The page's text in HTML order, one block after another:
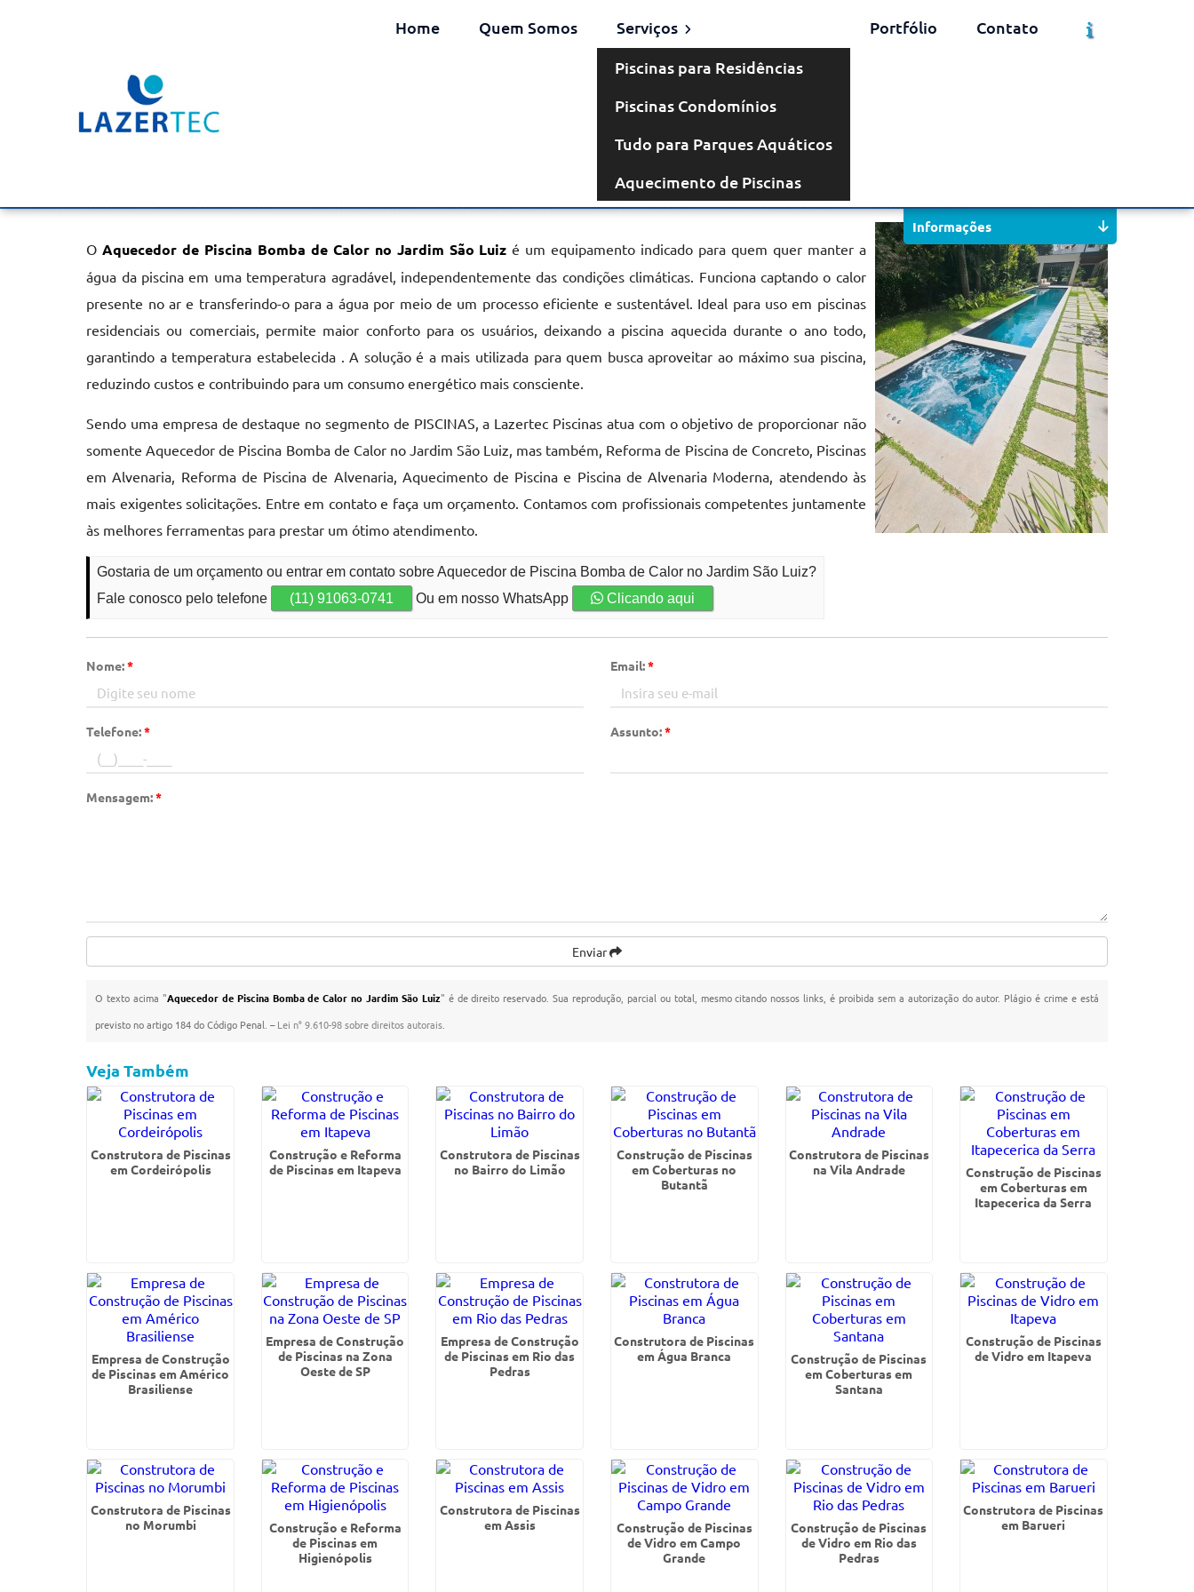
Home Quem Somos
Serviços
Piscinas para Residências
Piscinas Condomínios
Tudo para Parques Aquáticos
Aquecimento de Piscinas
Portfólio Contato
Aquecedor de Piscina Bomba de Calor
Solicite um Orçamento
OAquecedor de Piscina Bomba de Calor no Jardim São Luiz é um equipamento indicado para quem quer manter a
água da piscina em uma temperatura agradável, independentemente das condições climáticas. Funciona captando o calor
presente no ar e transferindo-o para a água por meio de um processo eficiente e sustentável. Ideal para uso em piscinas
residenciais ou comerciais, permite maior conforto para os usuários, deixando a piscina aquecida durante o ano todo,
garantindo a temperatura estabelecida . A solução é a mais utilizada para quem busca aproveitar ao máximo sua piscina,
reduzindo custos e contribuindo para um consumo energético mais consciente.
Sendo uma empresa de destaque no segmento de PISCINAS, a Lazertec Piscinas atua com o objetivo de proporcionar não
somente Aquecedor de Piscina Bomba de Calor no Jardim São Luiz, mas também, Reforma de Piscina de Concreto, Piscinas
em Alvenaria, Reforma de Piscina de Alvenaria, Aquecimento de Piscina e Piscina de Alvenaria Moderna, atendendo às
mais exigentes solicitações. Entre em contato e faça um orçamento. Contamos com profissionais competentes juntamente
às melhores ferramentas para prestar um ótimo atendimento.
Gostaria de um orçamento ou entrar em contato sobre Aquecedor de Piscina Bomba de Calor no Jardim São Luiz?
Fale conosco pelo telefone
(11) 91063-0741 Ou em nosso WhatsApp Clicando aqui
Nome:* Email:*
Telefone:* Assunto:*
Mensagem:*
Enviar
O texto acima "Aquecedor de Piscina Bomba de Calor no Jardim São Luiz" é de direito reservado. Sua reprodução, parcial ou total, mesmo citando nossos links, é proibida sem a autorização do autor. Plágio é crime e está
previsto no artigo 184 do Código Penal. –Lei n° 9.610-98 sobre direitos autorais
Informações
Veja Também
Construtora de Piscinas
em Cordeirópolis
Construção e Reforma
de Piscinas em Itapeva
Construtora de Piscinas
no Bairro do Limão
Construção de Piscinas
em Coberturas no
Butantã
Construtora de Piscinas
na Vila Andrade
Construção de Piscinas
em Coberturas em
Itapecerica da Serra
Empresa de Construção
de Piscinas em Américo
Brasiliense
Empresa de Construção
de Piscinas na Zona
Oeste de SP
Empresa de Construção
de Piscinas em Rio das
Pedras
Construtora de Piscinas
em Água Branca
Construção de Piscinas
em Coberturas em
Santana
Construção de Piscinas
de Vidro em Itapeva
Construtora de Piscinas
no Morumbi
Construção e Reforma
de Piscinas em
Higienópolis
Construtora de Piscinas
em Assis
Construção de Piscinas
de Vidro em Campo
Grande
Construção de Piscinas
de Vidro em Rio das
Pedras
Construtora de Piscinas
em Barueri